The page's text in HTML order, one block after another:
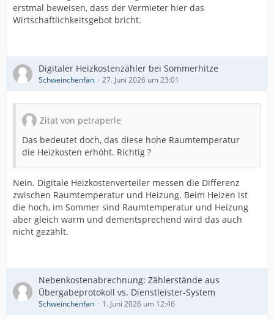
erstmal beweisen, dass der Vermieter hier das
Wirtschaftlichkeitsgebot bricht.
Digitaler Heizkostenzähler bei Sommerhitze
Schweinchenfan 27. Juni 2026 um 23:01
Zitat von petraperle
Das bedeutet doch, das diese hohe Raumtemperatur
die Heizkosten erhöht. Richtig ?
Nein. Digitale Heizkostenverteiler messen die Differenz
zwischen Raumtemperatur und Heizung. Beim Heizen ist
die hoch, im Sommer sind Raumtemperatur und Heizung
aber gleich warm und dementsprechend wird das auch
nicht gezählt.
Nebenkostenabrechnung: Zählerstände aus
Übergabeprotokoll vs. Dienstleister-System
Schweinchenfan 1. Juni 2026 um 12:46